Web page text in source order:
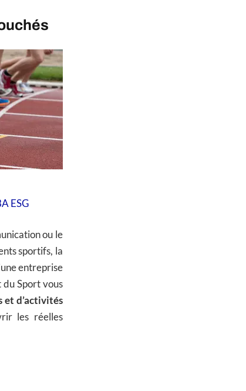
ESG
ou le
sportifs, la
entreprise
Sport vous
et d’activités
les réelles